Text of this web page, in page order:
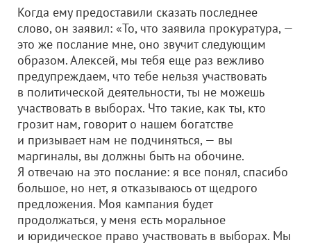
Когда ему предоставили сказать последнее
слово, он заявил: «То, что заявила прокуратура, —
это же послание мне, оно звучит следующим
образом. Алексей, мы тебя еще раз вежливо
предупреждаем, что тебе нельзя участвовать
в политической деятельности, ты не можешь
участвовать в выборах. Что такие, как ты, кто
грозит нам, говорит о нашем богатстве
и призывает нам не подчиняться, — вы
маргиналы, вы должны быть на обочине.
Я отвечаю на это послание: я все понял, спасибо
большое, но нет, я отказываюсь от щедрого
предложения. Моя кампания будет
продолжаться, у меня есть моральное
и юридическое право участвовать в выборах. Мы